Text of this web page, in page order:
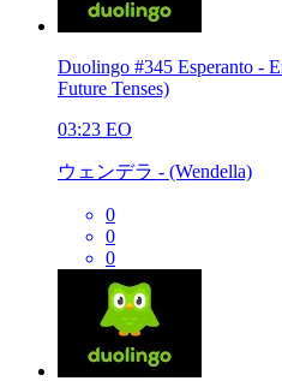
Duolingo #345 Esperanto -
Future Tenses)
03:23 EO
ウェンデラ - (Wendella)
0
0
0